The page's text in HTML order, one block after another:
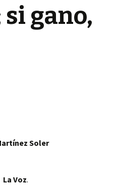
gano,
Soler
La Voz.